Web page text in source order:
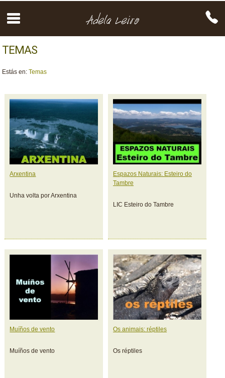
TEMAS
Estás en: Temas
Arxentina
Unha volta por Arxentina
Espazos Naturais: Esteiro do
Tambre
LIC Esteiro do Tambre
Muíños de vento
Muíños de vento
Os animais: réptiles
Os réptiles